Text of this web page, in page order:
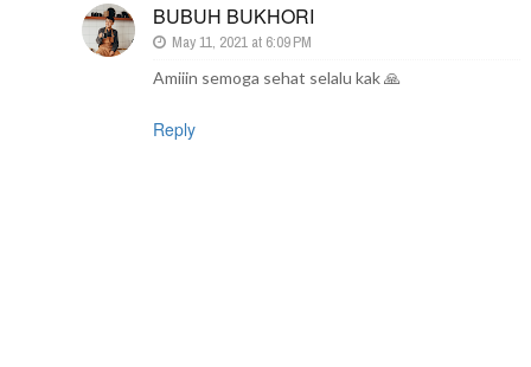
BUBUH BUKHORI
May 11, 2021 at 6:09 PM
Amiiin semoga sehat selalu kak 🙏
Reply